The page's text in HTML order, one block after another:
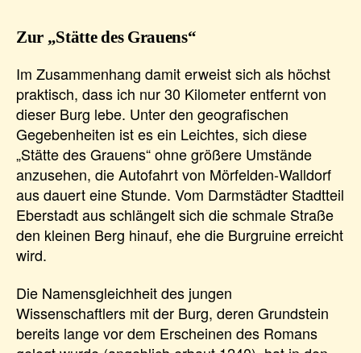
Zur „Stätte des Grauens“
Im Zusammenhang damit erweist sich als höchst
praktisch, dass ich nur 30 Kilometer entfernt von
dieser Burg lebe. Unter den geografischen
Gegebenheiten ist es ein Leichtes, sich diese
„Stätte des Grauens“ ohne größere Umstände
anzusehen, die Autofahrt von Mörfelden-Walldorf
aus dauert eine Stunde. Vom Darmstädter Stadtteil
Eberstadt aus schlängelt sich die schmale Straße
den kleinen Berg hinauf, ehe die Burgruine erreicht
wird.
Die Namensgleichheit des jungen
Wissenschaftlers mit der Burg, deren Grundstein
bereits lange vor dem Erscheinen des Romans